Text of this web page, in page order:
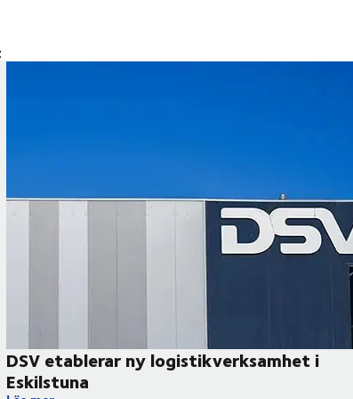
DSV etablerar ny logistikverksamhet i
Eskilstuna